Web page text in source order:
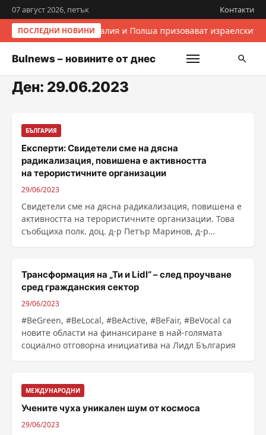
07 август 2026, петък Контакти
ПОСЛЕДНИ НОВИНИИталия и Полша призовават
Bulnews – новините от днес
Ден: 29.06.2023
БЪЛГАРИЯ
Експерти: Свидетели сме на дясна
радикализация, повишена е активността
на терористичните организации
29/06/2023
Свидетели сме на дясна радикализация, повишена е
активността на терористичните организации. Това
съобщиха полк. доц. д-р Петър Маринов, д-р
Трансформация на „Ти и Lidl“ – след проучване
сред гражданския сектор
29/06/2023
#BeGreen, #BeLocal, #BeActive, #BeFair, #BeVocal са
новите области на финансиране в най-голямата
социално отговорна инициатива на Лидл България
МЕЖДУНАРОДНИ
Учените чуха уникален шум от космоса
29/06/2023